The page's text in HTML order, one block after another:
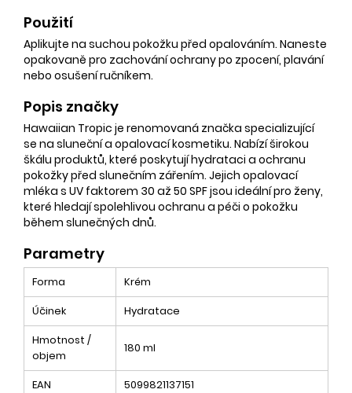
Použití
Aplikujte na suchou pokožku před opalováním. Naneste
opakovaně pro zachování ochrany po zpocení, plavání
nebo osušení ručníkem.
Popis značky
Hawaiian Tropic je renomovaná značka specializující
se na sluneční a opalovací kosmetiku. Nabízí širokou
škálu produktů, které poskytují hydrataci a ochranu
pokožky před slunečním zářením. Jejich opalovací
mléka s UV faktorem 30 až 50 SPF jsou ideální pro ženy,
které hledají spolehlivou ochranu a péči o pokožku
během slunečných dnů.
Parametry
Forma
Krém
Účinek
Hydratace
Hmotnost /
objem
180 ml
EAN
5099821137151